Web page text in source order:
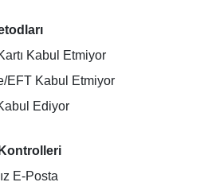
Kabul Etmiyor
EFT Kabul Etmiyor
Ediyor
E-Posta